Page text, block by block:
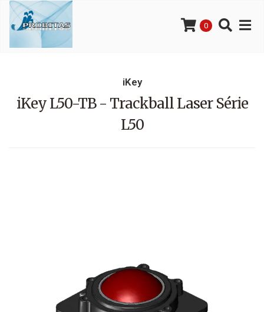
0
iKey
iKey L50-TB - Trackball Laser Série
L50